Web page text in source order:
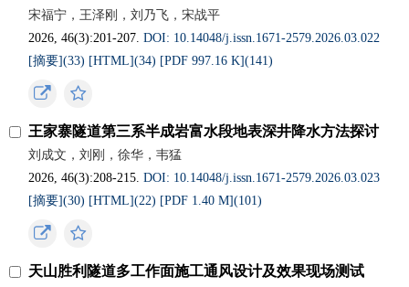
宋福宁，王泽刚，刘乃飞，宋战平
2026, 46(3):201-207.DOI: 10.14048/j.issn.1671-2579.2026.03.022
[摘要](33) [HTML](34) [PDF 997.16 K](141)
王家寨隧道第三系半成岩富水段地表深井降水方法探讨
刘成文，刘刚，徐华，韦猛
2026, 46(3):208-215.DOI: 10.14048/j.issn.1671-2579.2026.03.023
[摘要](30) [HTML](22) [PDF 1.40 M](101)
天山胜利隧道多工作面施工通风设计及效果现场测试